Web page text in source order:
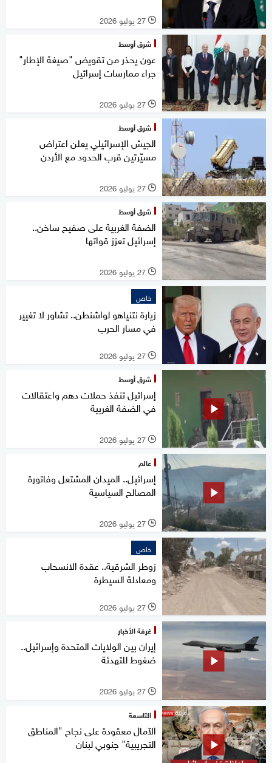
l 27 يوليو 2026
شرق أوسط
عون يحذر من تقويض "صيغة الإطار"
جراء ممارسات إسرائيل
l 27 يوليو 2026
شرق أوسط
الجيش الإسرائيلي يعلن اعتراض
مسيّرتين قرب الحدود مع الأردن
l 27 يوليو 2026
شرق أوسط
الضفة الغربية على صفيح ساخن..
إسرائيل تعزز قواتها
l 27 يوليو 2026
خاص
زيارة نتنياهو لواشنطن.. تشاور لا تغيير
في مسار الحرب
l 27 يوليو 2026
شرق أوسط
إسرائيل تنفذ حملات دهم واعتقالات
في الضفة الغربية
l 27 يوليو 2026
عالم
إسرائيل.. الميدان المشتعل وفاتورة
المصالح السياسية
l 27 يوليو 2026
خاص
زوطر الشرقية.. عقدة الانسحاب
ومعادلة السيطرة
l 27 يوليو 2026
غرفة الأخبار
إيران بين الولايات المتحدة وإسرائيل..
ضغوط للتهدئة
l 27 يوليو 2026
التاسعة
الآمال معقودة على نجاح "المناطق
التجريبية" جنوبي لبنان